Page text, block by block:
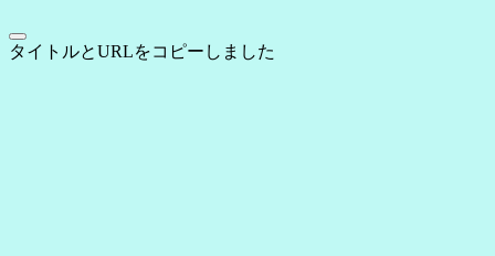
タイトルとURLをコピーしました